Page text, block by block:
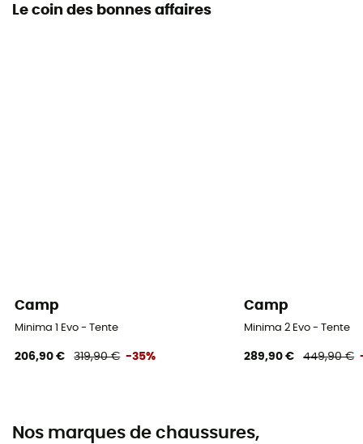
Le coin des bonnes affaires
Camp
Minima 1 Evo - Tente
206,90 € 319,90 € -35%
Camp
Minima 2 Evo - Tente
289,90 € 449,90 €
Nos marques de chaussures,